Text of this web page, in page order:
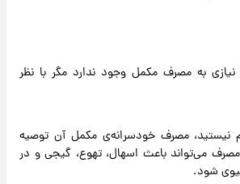
به مصرف مکمل وجود ندارد مگر با نظر
نیستید، مصرف خودسرانه‌ی مکمل آن توصیه
می‌تواند باعث اسهال، تهوع، گیجی و در
شود.